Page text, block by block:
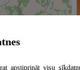
apstiprināt visu